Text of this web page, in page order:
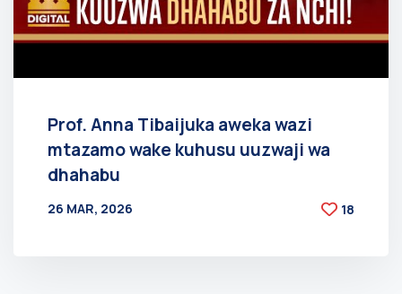
Prof. Anna Tibaijuka aweka wazi
mtazamo wake kuhusu uuzwaji wa
dhahabu
26 MAR, 2026
18